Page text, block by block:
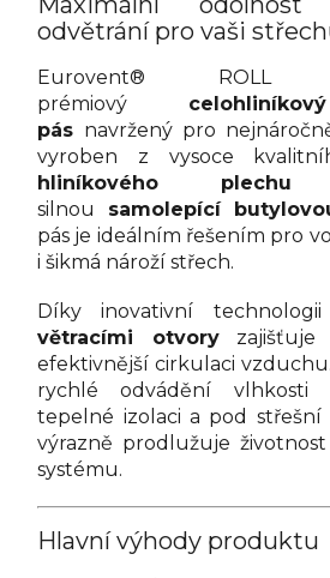
odvětrání pro vaši
Eurovent® ROLL
prémiový
pás navržený pro
vyroben z vysoce
hliníkového plechu
silnou
samolepící
pás je ideálním řešením pro
i šikmá nároží střech.
Díky inovativní
větracími otvory
efektivnější cirkulaci
rychlé odvádění vlhkosti
tepelné izolaci a pod střešní
výrazně prodlužuje
systému.
Hlavní výhody produktu